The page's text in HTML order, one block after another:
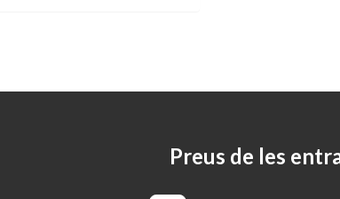
Preus de les